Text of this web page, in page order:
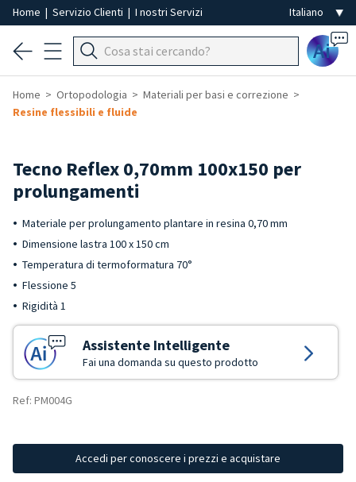
Home | Servizio Clienti | I nostri Servizi
Ai
Home Ortopodologia
Materiali per basi e correzione
Resine flessibili e fluide
Tecno Reflex 0,70mm 100x150 per
prolungamenti
Materiale per prolungamento plantare in resina 0,70 mm
Dimensione lastra 100 x 150 cm
Temperatura di termoformatura 70°
Flessione 5
Rigidità 1
Assistente Intelligente
Fai una domanda su questo prodotto
Ref: PM004G
Accedi per conoscere i prezzi e acquistare